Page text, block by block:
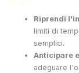
Riprendi
limiti di
semplici.
Anticipare
adeguare